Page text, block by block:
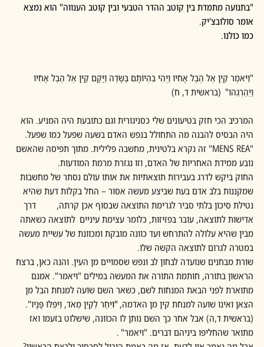
"בתנועה מתמדת בין קוטב ההדר הטבעי ובין קוטב הענווה" הוא נמצא
אומר סולובצ'יק.
כמו כולנו.
"וַיֹּאמֶר קַיִן אֶל הֶבֶל אָחִיו וַיְהִי בִּהְיוֹתָם בַּשָּׂדֶה וַיָּקָם קַיִן אֶל הֶבֶל אָחִיו
וַיַּהַרְגֵהו"  (בראשית ד, ח)
המרכיב הכי חזק בטיעונים שלי כסניגורית וגם כתובעת היה המניע. הוא
היה הבסיס להבנה מה התחולל בנפש האדם בשעה שפעל כמו שפעל.
"MENS REA" זה נקרא בלטינית, מחשבה פלילית. מתוך תפיסה שהאשם
נובע ממידת האחריות של האדם, וזו נגזרת מרמת המודעות.
החוק ביקש לדרג בעבירות תוצאתיות את אותו עולם נסתר של מחשבות
שמקננות בלב אדם בעת שביצע מעשה אסור – החל בקלות דעת שהיא
נטילת סיכון בלתי סביר לגרימת התוצאה שבסוף אכן קרתה,          דרך
אדישות לתוצאה, עובר בפזיזות, כלומר עצימת עיניים  לתוצאה כשאתה
מבין שהיא עלולה להתרחש ועד כוונה מובקת ומכוונת של עשיית מעשה
במטרה לגרום לתוצאה הקשה שלו.
שורת מבחנים שנועדה לבחון לב ונפש שסמויים מן העין. והנה כאן, ברצח
הראשון בתורה, חותמת התורה את המעשה במילים "ויאמר". אמנם
מתוארת לפני הבאת המנחות לשם, כשאר השם שועה למנחת הבל מן
הצאן ואינו שועה למנחת קין מן האדמה, "ויִּחַר לְקַיִן מְאֹד, וַיִּפְּלוּ פָּנָיו".
(בראשית ד,ה) אבל אחר כך השם נותן לו הכוונה, שישלוט בזעמו ואז
מתואר שהחליפו ביניהם דברים. "ויאמר" .